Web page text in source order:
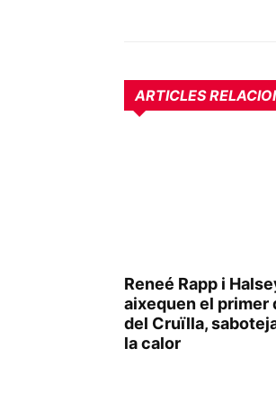
ARTICLES
Reneé Rapp i
aixequen el primer
del Cruïlla,
la calor